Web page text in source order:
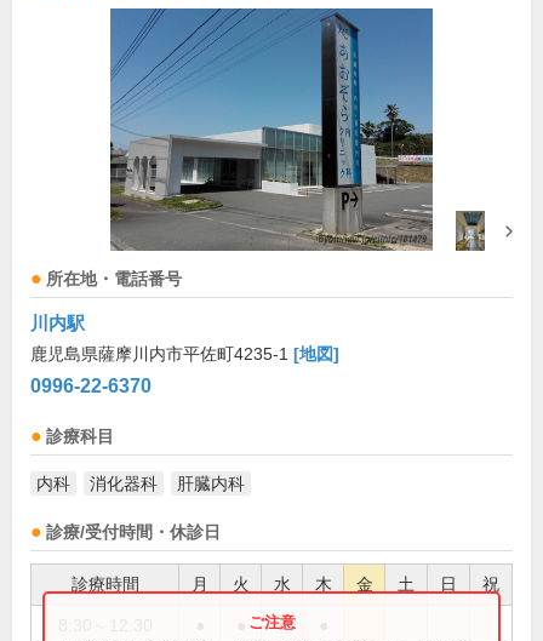
所在地・電話番号
川内駅
鹿児島県薩摩川内市平佐町4235-1 [地図]
0996-22-6370
診療科目
内科 消化器科 肝臓内科
診療/受付時間・休診日
診療時間 月 火 水 木 金 土 日 祝
●